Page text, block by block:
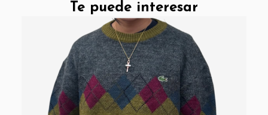
Te puede interesar